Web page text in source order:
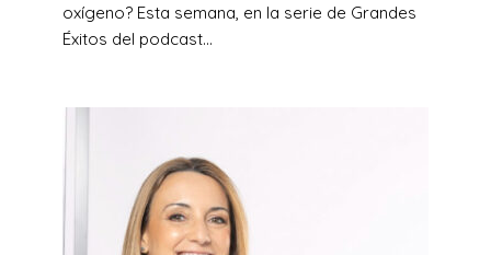
oxígeno? Esta semana, en la serie de Grandes
Éxitos del podcast...